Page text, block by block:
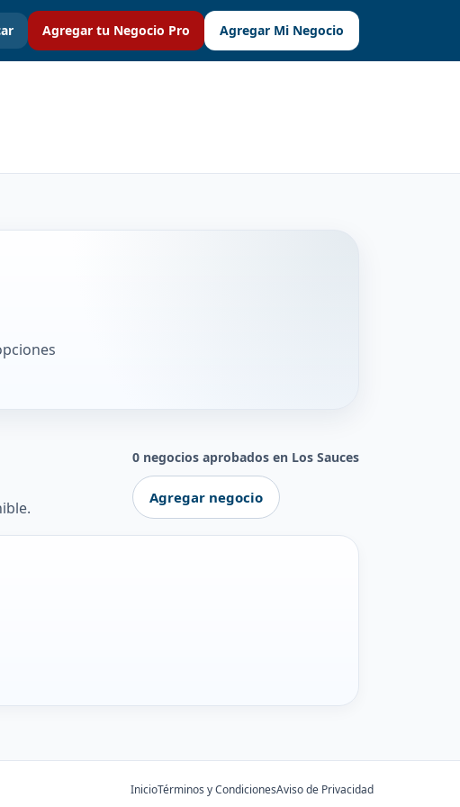
Agregar tu Negocio Pro Agregar Mi Negocio
0 negocios aprobados en Los Sauces
Agregar negocio
InicioTérminos y CondicionesAviso de Privacidad